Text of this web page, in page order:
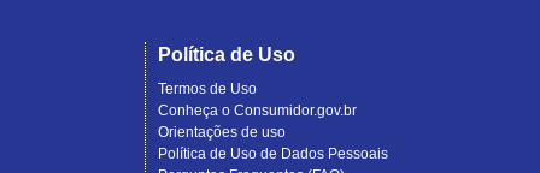
Política de Uso
Termos de Uso
Conheça o Consumidor.gov.br
Orientações de uso
Política de Uso de Dados Pessoais